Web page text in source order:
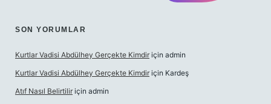
SON YORUMLAR
Kurtlar Vadisi Abdülhey Gerçekte Kimdir için admin
Kurtlar Vadisi Abdülhey Gerçekte Kimdir için Kardeş
Atıf Nasıl Belirtilir için admin